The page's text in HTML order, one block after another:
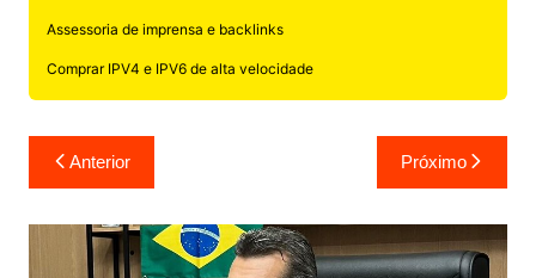
Assessoria de imprensa e backlinks
Comprar IPV4 e IPV6 de alta velocidade
Navegação
de
Post
Anterior Próximo